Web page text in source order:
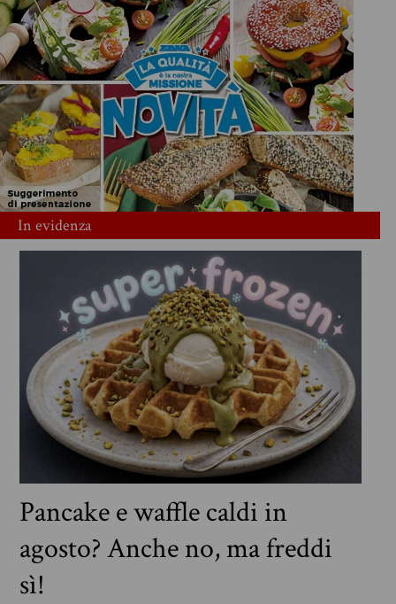
In evidenza
Pancake e waffle caldi in
agosto? Anche no, ma freddi
sì!